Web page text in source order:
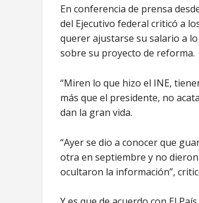
En conferencia de prensa
del Ejecutivo federal criticó a
querer ajustarse su salario a
sobre su proyecto de reforma.
“Miren lo que hizo el INE,
más que el presidente, no
dan la gran vida.
“Ayer se dio a conocer que
otra en septiembre y no
ocultaron la información”,